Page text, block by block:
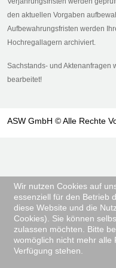
den aktuellen Vorgaben
Aufbewahrungsfristen werden
Hochregallagern archiviert.
Sachstands- und Aktenanfragen
bearbeitet!
ASW GmbH © Alle Rechte
Wir nutzen Cookies auf
essenziell für den Betrieb
diese Website und die
Cookies). Sie können
zulassen möchten. Bitte
womöglich nicht mehr alle
Verfügung stehen.